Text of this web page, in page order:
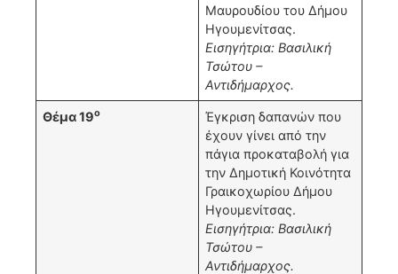
Μαυρουδίου του Δήμου
Ηγουμενίτσας.
Εισηγήτρια: Βασιλική
Τσώτου –
Αντιδήμαρχος.
Θέμα 19ο
Έγκριση δαπανών που
έχουν γίνει από την
πάγια προκαταβολή για
την Δημοτική Κοινότητα
Γραικοχωρίου Δήμου
Ηγουμενίτσας.
Εισηγήτρια: Βασιλική
Τσώτου –
Αντιδήμαρχος.